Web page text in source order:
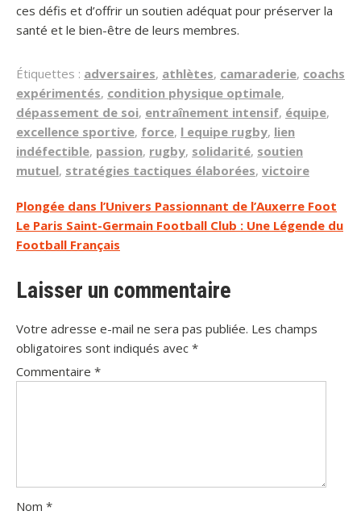
ces défis et d’offrir un soutien adéquat pour préserver la
santé et le bien-être de leurs membres.
Étiquettes : adversaires, athlètes, camaraderie, coachs
expérimentés, condition physique optimale,
dépassement de soi, entraînement intensif, équipe,
excellence sportive, force, l equipe rugby, lien
indéfectible, passion, rugby, solidarité, soutien
mutuel, stratégies tactiques élaborées, victoire
Navigation
de
l’article
Plongée dans l’Univers Passionnant de l’Auxerre Foot
Le Paris Saint-Germain Football Club : Une Légende du
Football Français
Laisser un commentaire
Votre adresse e-mail ne sera pas publiée. Les champs
obligatoires sont indiqués avec *
Commentaire *
Nom *